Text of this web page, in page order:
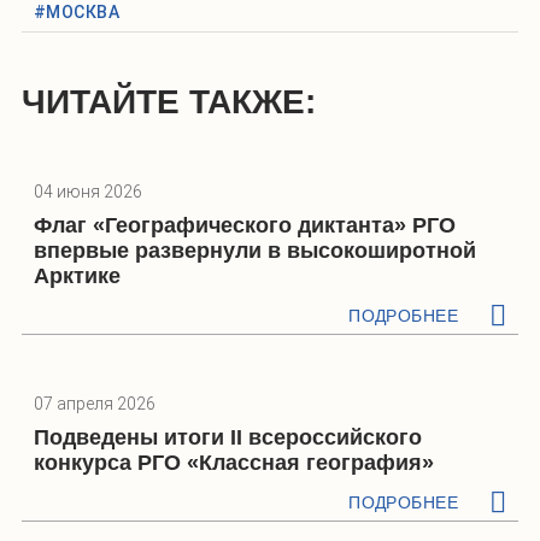
#МОСКВА
ЧИТАЙТЕ ТАКЖЕ:
04 июня 2026
Флаг «Географического диктанта» РГО
впервые развернули в высокоширотной
Арктике
ПОДРОБНЕЕ
07 апреля 2026
Подведены итоги II всероссийского
конкурса РГО «Классная география»
ПОДРОБНЕЕ